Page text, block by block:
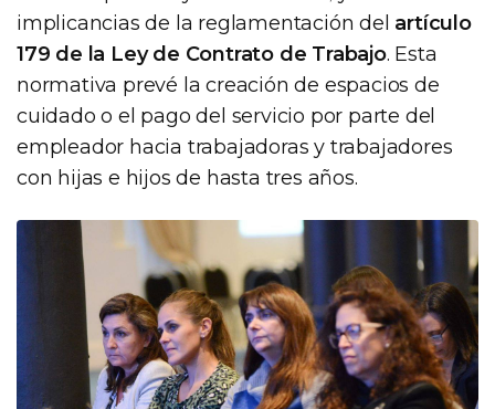
implicancias de la reglamentación del artículo
179 de la Ley de Contrato de Trabajo. Esta
normativa prevé la creación de espacios de
cuidado o el pago del servicio por parte del
empleador hacia trabajadoras y trabajadores
con hijas e hijos de hasta tres años.